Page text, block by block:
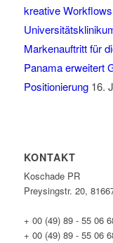
kreative Workflows
Markenauftritt für
Panama erweitert
Positionierung 16.
KONTAKT
Koschade PR
Preysingstr. 20,
+ 00 (49) 89 - 55 06
+ 00 (49) 89 - 55 06